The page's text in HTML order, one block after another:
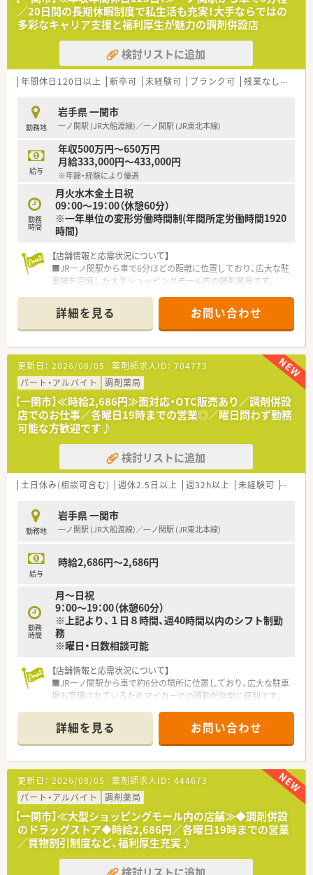
を幅広く歓迎しております。
■チームワークを大切にし、周囲とコミュニケーションを取りな
がら業務を進められる方です。
【法人特徴について】
■東北地方を中心にドラッグストアや調剤薬局を350店舗以上
チェーン展開している企業です。
安心して就業いただけます。
■社員の定着率は91.8％と非常に高く、長く働き続けられる環境
が整っているのが特徴です。
／20日間の長期休暇制度で私生活も充実！大手ならではの
多彩なキャリア支援と福利厚生が魅力の調剤併設店
検討リストに追加
年間休日120日以上 新卒可 未経験可 ブランク可 残業なし(ほぼなし含む)
勤務地
岩手県 一関市
一ノ関駅 (JR大船渡線)／一ノ関駅 (JR東北本線)
給与
年収500万円～650万円
月給333,000円～433,000円
※年齢・経験により優遇
勤務
時間
月火水木金土日祝
09：00～19：00（休憩60分）
※一年単位の変形労働時間制(年間所定労働時間1920
時間)
【店舗情報と応需状況について】
■JR一ノ関駅から車で6分ほどの距離に位置しており、広大な駐
車場を完備した大手ショッピングモール内の調剤薬局です。
しており、毎月約800枚という豊富な処方箋数に対応していま
す。
■面分業がメインのため、取り扱う医薬品の品目数が非常に多
く、幅広い処方知識を吸収しながらスキルアップを目指せます。
【法人特徴について】
■国内の小売業界で圧倒的なシェアを誇る大手グループが運営
しており、非常に安定した経営基盤と福利厚生が大きな魅力で
す。
■ショッピングモールを地域医療の拠点と捉え、衣食住の全てか
ら健康をトータルサポートする事業を展開しております。
■地域社会のニーズを先取りするヘルスケアステーションとし
て、薬剤師が中心となって健康づくりに寄与できる組織です。
【こんな方にオススメ】
連休を取って趣味の時間を充実させたい方に強く推奨します。
■将来的に薬局運営以外のキャリアも視野に入れており、大手企
業の基盤を活かして多様な職種に挑戦したい意欲的な方です。
活の基盤を安定させながら長く働き続けたい方に最適です。
詳細を見る お問い合わせ
更新日： 2026/08/05 薬剤師求人ID： 704773
パート・アルバイト
調剤薬局
【一関市】≪時給2,686円≫面対応・OTC販売あり／調剤併設
店でのお仕事／各曜日19時までの営業◎／曜日問わず勤務
可能な方歓迎です♪
検討リストに追加
土日休み(相談可含む) 週休2.5日以上 週32h以上 未経験可 ブラン
勤務地
岩手県 一関市
一ノ関駅 (JR大船渡線)／一ノ関駅 (JR東北本線)
給与
時給2,686円～2,686円
勤務
時間
月～日祝
9：00～19：00（休憩60分）
※上記より、１日８時間、週40時間以内のシフト制勤
務
※曜日・日数相談可能
【店舗情報と応需状況について】
■JR一ノ関駅から車で約6分の場所に位置しており、広大な駐車
場も完備されているためマイカーでの通勤が非常に便利です。
面応需のスタイルで幅広い処方内容を経験することが可能で
す。
■薬剤師は常勤2名と派遣1名の体制で運営されており、一人ひ
とりが連携を取りながら日々の業務を円滑に進めています。
【やりがい/おすすめポイント】
■ショッピングセンター内という特性を活かし、赤ちゃんから高
齢者まで多様な方と触れ合うことで地域貢献の実感が得られま
す。
■面応需により多くの医療機関の処方に触れる機会があるため、
取り扱う品目数も多く、薬剤師としてのスキルアップに繋がりま
す。
■残業時間が適正に管理されているほか、育児や介護などライフ
詳細を見る お問い合わせ
更新日： 2026/08/05 薬剤師求人ID： 444673
パート・アルバイト
調剤薬局
【一関市】≪大型ショッピングモール内の店舗≫◆調剤併設
のドラッグストア◆時給2,686円／各曜日19時までの営業
／買物割引制度など、福利厚生充実♪